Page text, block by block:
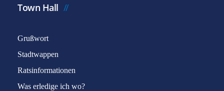
Town Hall
Grußwort
Stadtwappen
Ratsinformationen
Was erledige ich wo?